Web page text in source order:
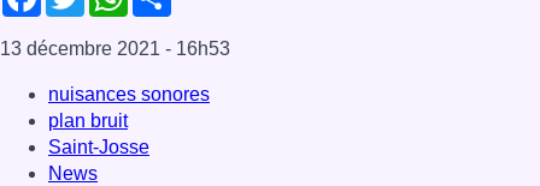
13 décembre 2021 - 16h53
nuisances sonores
plan bruit
Saint-Josse
News